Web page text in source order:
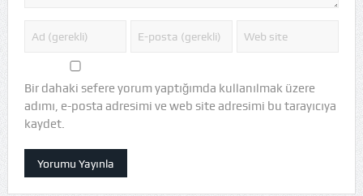
Bir dahaki sefere yorum yaptığımda kullanılmak üzere
adımı, e-posta adresimi ve web site adresimi bu tarayıcıya
kaydet.